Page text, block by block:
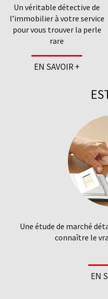
Un véritable détective de
l’immobilier à votre service
pour vous trouver la perle
rare
EN SAVOIR +
Une étude de marché
connaître le
EN